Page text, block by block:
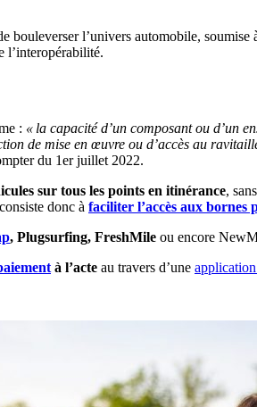
bouleverser l’univers automobile,
l’interopérabilité.
: « la capacité d’un composant ou d’un
de mise en œuvre ou d’accès au
du 1er juillet 2022.
sur tous les points en itinérance,
donc à faciliter l’accès aux bornes
, Plugsurfing, FreshMile ou encore
à l’acte au travers d’une